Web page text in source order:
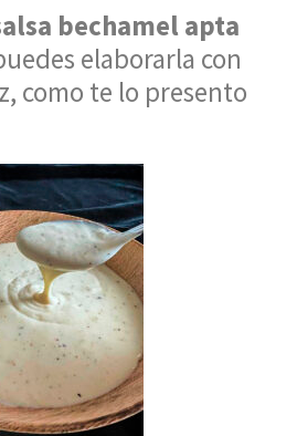
bechamel apta
elaborarla con
como te lo presento